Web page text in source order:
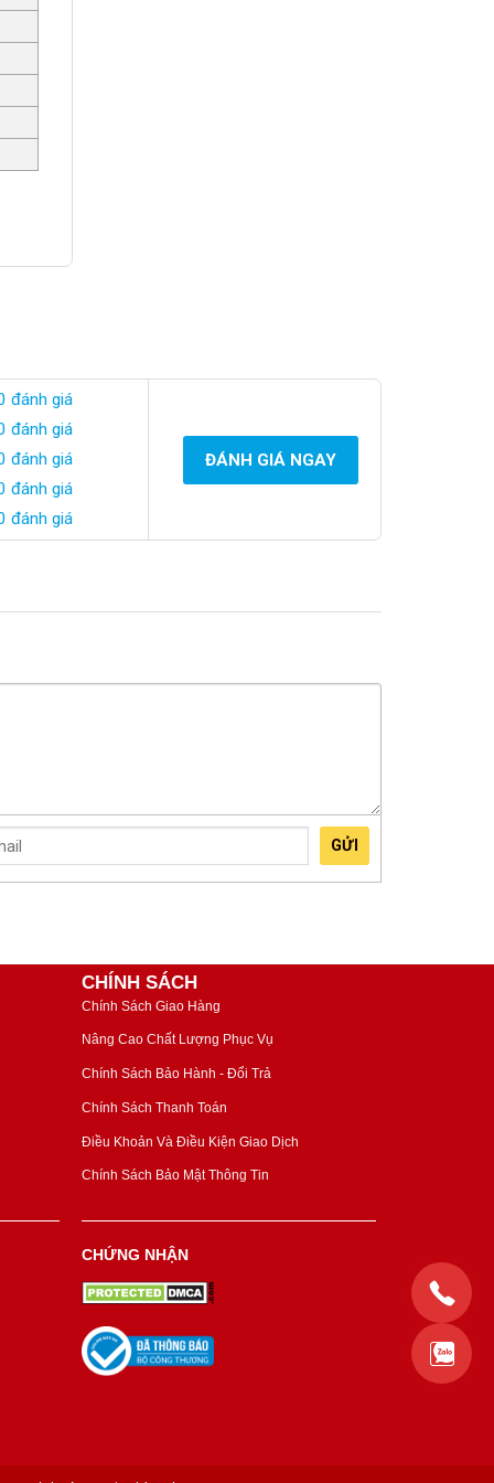
đánh giá
đánh giá
đánh giá
đánh giá
đánh giá
ĐÁNH GIÁ NGAY
GỬI
CHÍNH SÁCH
Chính Sách Giao Hàng
Nâng Cao Chất Lượng Phục Vụ
Chính Sách Bảo Hành - Đổi Trả
Chính Sách Thanh Toán
Điều Khoản Và Điều Kiện Giao Dịch
Chính Sách Bảo Mật Thông Tin
CHỨNG NHẬN